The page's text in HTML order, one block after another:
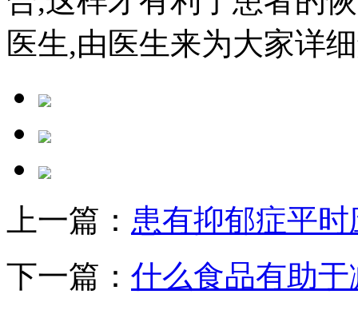
医生,由医生来为大家详
上一篇： 患有抑郁症平
下一篇： 什么食品有助